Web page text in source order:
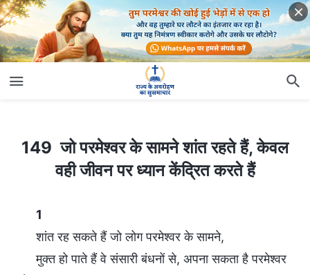
149 जो परमेश्वर के सामने शांत रहते हैं, केवल
वही जीवन पर ध्यान केंद्रित करते हैं
1
शांत रह सकते हैं जो लोग परमेश्वर के सामने,
मुक्त हो पाते हैं वे संसारी बंधनों से, अपना सकता है परमेश्वर